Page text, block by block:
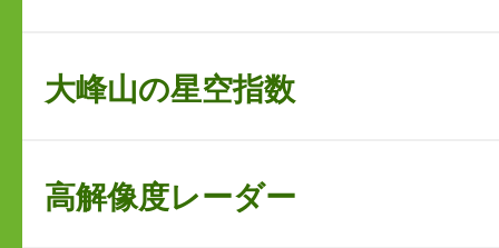
大峰山の星空指数
高解像度レーダー